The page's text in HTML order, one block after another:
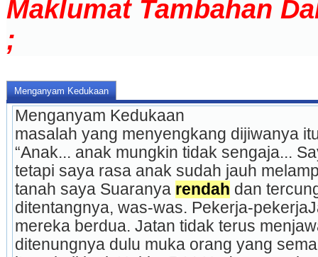
Maklumat Tambahan
;
Menganyam Kedukaan
Menganyam Kedukaan
masalah yang menyengkang dijiwanya
“Anak... anak mungkin tidak sengaja...
tetapi saya rasa anak sudah jauh
tanah saya Suaranya rendah dan
ditentangnya, was-was. Pekerja-
mereka berdua. Jatan tidak terus
ditenungnya dulu muka orang yang